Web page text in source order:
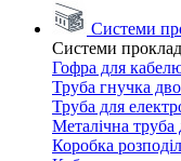
Системи
Системи
Гофра для
Труба гнучка
Труба для
Металічна труба
Коробка